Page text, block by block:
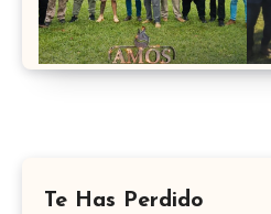
Te Has Perdido